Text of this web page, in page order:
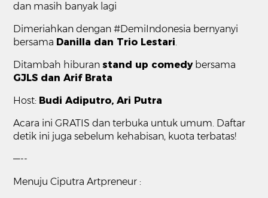
dan masih banyak lagi
Dimeriahkan dengan #DemiIndonesia bernyanyi
bersama Danilla dan Trio Lestari.
Ditambah hiburanstand up comedybersama
GJLS dan Arif Brata
Host: Budi Adiputro, Ari Putra
Acara ini GRATIS dan terbuka untuk umum. Daftar
detik ini juga sebelum kehabisan, kuota terbatas!
—--
Menuju Ciputra Artpreneur :